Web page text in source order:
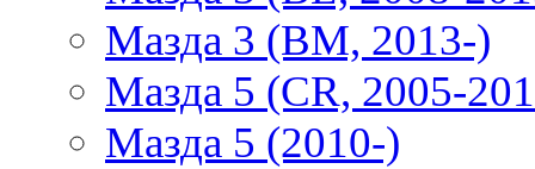
Мазда 3 (BM, 2013-)
Мазда 5 (CR, 2005-
Мазда 5 (2010-)